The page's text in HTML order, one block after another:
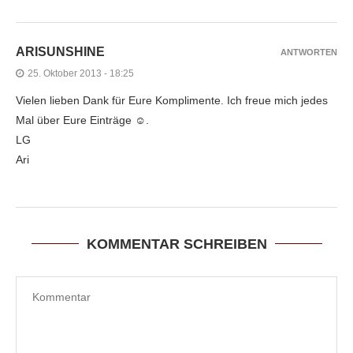
ARISUNSHINE
25. Oktober 2013 - 18:25
Vielen lieben Dank für Eure Komplimente. Ich freue mich jedes
Mal über Eure Einträge ☺.
LG
Ari
ANTWORTEN
KOMMENTAR SCHREIBEN